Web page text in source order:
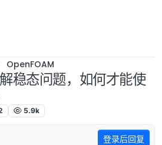
OpenFOAM
稳态问题，如何才能使
5.9k
登录后回复